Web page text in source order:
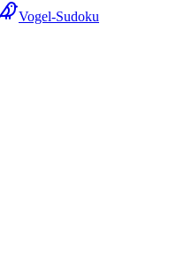
Vogel-Sudoku